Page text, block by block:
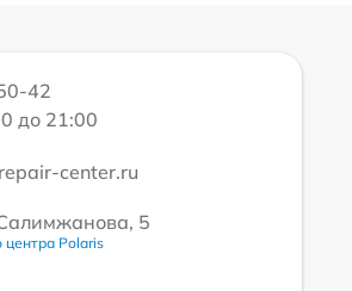
42
до 21:00
center.ru
5
центра Polaris